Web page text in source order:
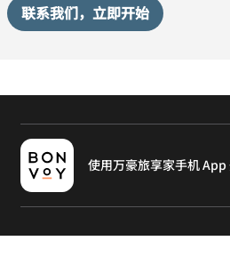
联系我们，立即开始
使用万豪旅享家手机